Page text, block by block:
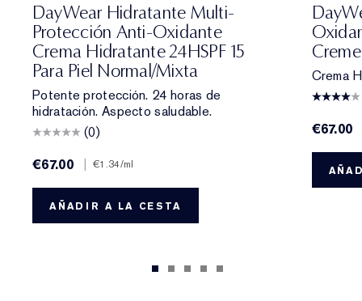
DayWear Hidratante Multi-
Protección Anti-Oxidante
Crema Hidratante 24HSPF 15
Para Piel Normal/mixta
Potente protección. 24 horas de
hidratación. Aspecto saludable.
(0)
€67.00
| €1.34/ml
AÑADIR A LA CESTA
Creme
Crema
€67.00